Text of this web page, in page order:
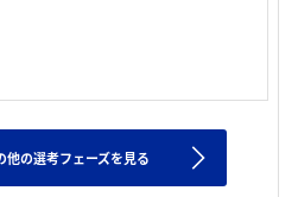
他の選考フェーズを見る